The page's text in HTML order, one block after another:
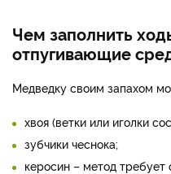
Чем заполнить
отпугивающие
Медведку своим запахом
хвоя (ветки или иголки
зубчики чеснока;
керосин – метод требует